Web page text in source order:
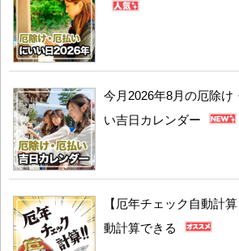
今月2026年8月の厄除け
い吉日カレンダー
【厄年チェック自動計
動計算できる